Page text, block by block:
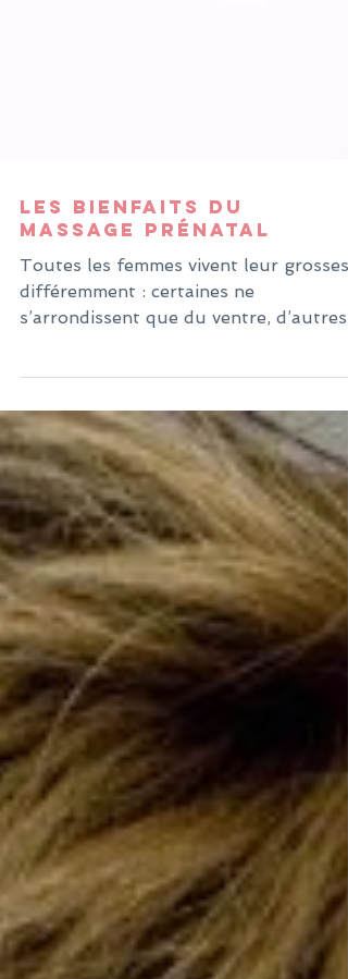
Les bienfaits du
massage prénatal
s’arrondissent que du ventre, d’autres
prennent beaucoup de poids…...